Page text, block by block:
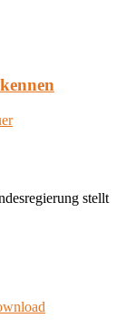
stellt